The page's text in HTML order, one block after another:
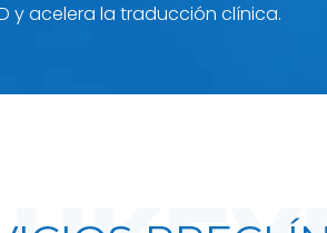
y acelera la traducción clínica.